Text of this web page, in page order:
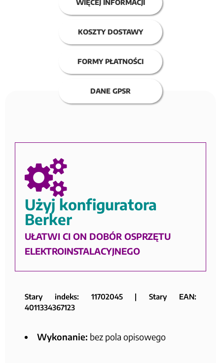
WIĘCEJ INFORMACJI
KOSZTY DOSTAWY
FORMY PŁATNOŚCI
DANE GPSR
Użyj konfiguratora
Berker
UŁATWI CI ON DOBÓR OSPRZĘTU
ELEKTROINSTALACYJNEGO
Stary indeks: 11702045 | Stary EAN:
4011334367123
Wykonanie: bez pola opisowego